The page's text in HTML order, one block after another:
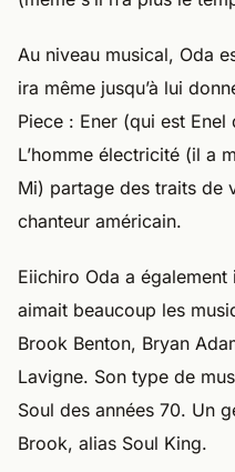
Au niveau musical, Oda
ira même jusqu’à lui
Piece : Ener (qui est
L’homme électricité (il a
Mi) partage des traits de
chanteur américain.
Eiichiro Oda a également
aimait beaucoup les
Brook Benton, Bryan
Lavigne. Son type de
Soul des années 70. Un
Brook, alias Soul King.